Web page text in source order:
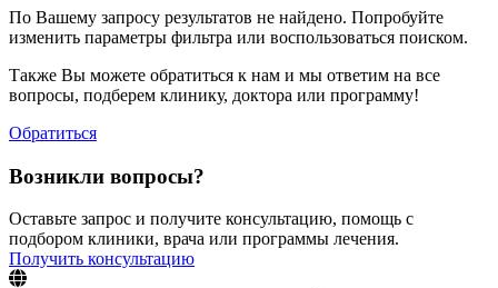
По Вашему запросу результатов не найдено. Попробуйте
изменить параметры фильтра или воспользоваться поиском.
Также Вы можете обратиться к нам и мы ответим на все
вопросы, подберем клинику, доктора или программу!
Обратиться
Возникли вопросы?
Оставьте запрос и получите консультацию, помощь с
подбором клиники, врача или программы лечения.
Получить консультацию